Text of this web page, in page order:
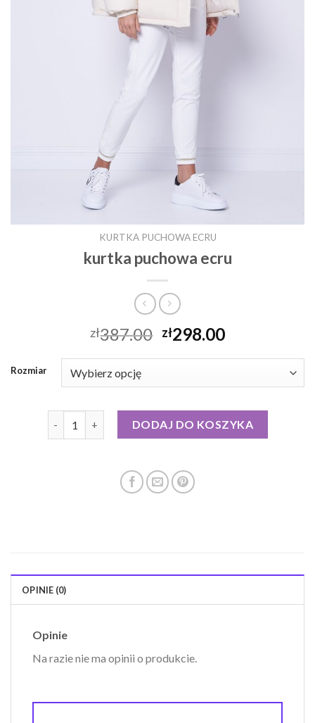
KURTKA PUCHOWA ECRU
kurtka puchowa ecru
zł387.00 zł298.00
Rozmiar
ilość kurtka puchowa ecruDODAJ DO KOSZYKA
OPINIE (0)
Opinie
Na razie nie ma opinii o produkcie.